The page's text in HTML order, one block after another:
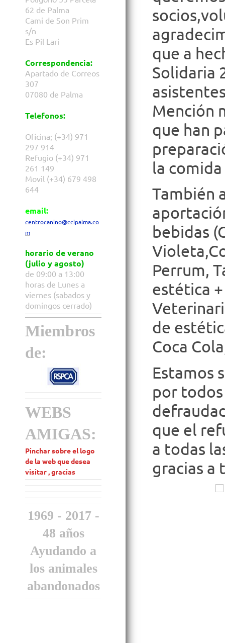
62 de Palma
Cami de Son Prim
s/n
Es Pil Lari
Correspondencia:
Apartado de Correos
307
07080 de Palma
Telefonos:
Oficina; (+34) 971
297 914
Refugio (+34) 971
261 149
Movil (+34) 679 498
644
email:
centrocanino@ccipalma.co
m
horario de verano
(julio y agosto)
de 09:00 a 13:00
horas de Lunes a
viernes (sabados y
domingos cerrado)
Miembros
de:
WEBS
AMIGAS:
Pinchar sobre el logo
de la web que desea
visitar , gracias
1969 - 2017 -
48 años
Ayudando a
los animales
abandonados
que a
Solidaria
Mención
que han
la
También
bebidas
Perrum,
estética
de
Coca
Estamos
por
que el
a todas
gracias a